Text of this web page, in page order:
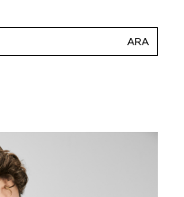
ARA